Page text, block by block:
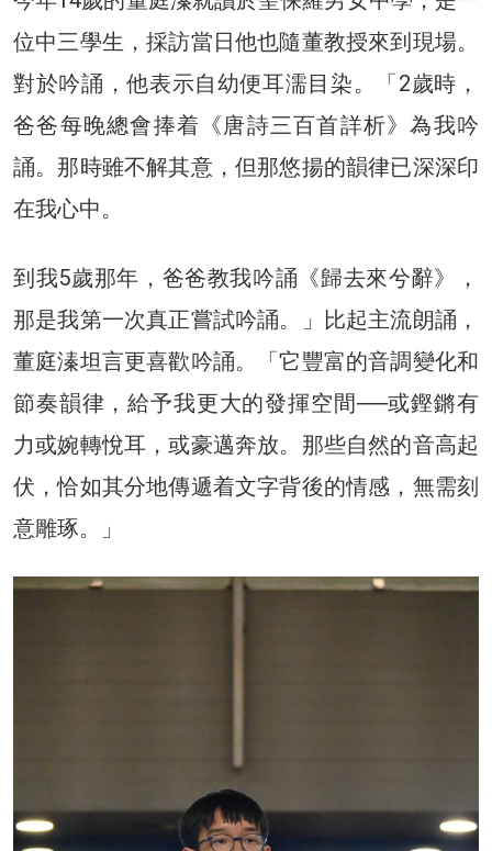
位中三學生，採訪當日他也隨董教授來到現場。
對於吟誦，他表示自幼便耳濡目染。「2歲時，
爸爸每晚總會捧着《唐詩三百首詳析》為我吟
誦。那時雖不解其意，但那悠揚的韻律已深深印
在我心中。
到我5歲那年，爸爸教我吟誦《歸去來兮辭》，
那是我第一次真正嘗試吟誦。」比起主流朗誦，
董庭溱坦言更喜歡吟誦。「它豐富的音調變化和
節奏韻律，給予我更大的發揮空間──或鏗鏘有
力或婉轉悅耳，或豪邁奔放。那些自然的音高起
伏，恰如其分地傳遞着文字背後的情感，無需刻
意雕琢。」